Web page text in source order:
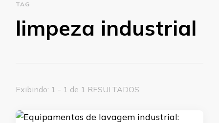
TAG
limpeza industrial
Exibindo: 1 - 1 de 1 RESULTADOS